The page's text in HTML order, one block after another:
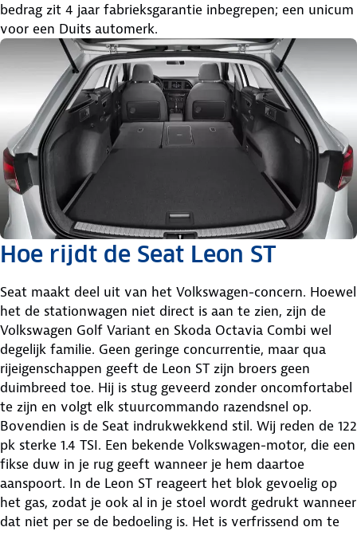
bedrag zit 4 jaar fabrieksgarantie inbegrepen; een unicum
voor een Duits automerk.
Hoe rijdt de Seat Leon ST
Seat maakt deel uit van het Volkswagen-concern. Hoewel
het de stationwagen niet direct is aan te zien, zijn de
Volkswagen Golf Variant en Skoda Octavia Combi wel
degelijk familie. Geen geringe concurrentie, maar qua
rijeigenschappen geeft de Leon ST zijn broers geen
duimbreed toe. Hij is stug geveerd zonder oncomfortabel
te zijn en volgt elk stuurcommando razendsnel op.
Bovendien is de Seat indrukwekkend stil. Wij reden de 122
pk sterke 1.4 TSI. Een bekende Volkswagen-motor, die een
fikse duw in je rug geeft wanneer je hem daartoe
aanspoort. In de Leon ST reageert het blok gevoelig op
het gas, zodat je ook al in je stoel wordt gedrukt wanneer
dat niet per se de bedoeling is. Het is verfrissend om te